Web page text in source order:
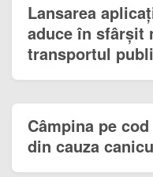
Lansarea
aduce în sfârșit
transportul
Câmpina pe
din cauza